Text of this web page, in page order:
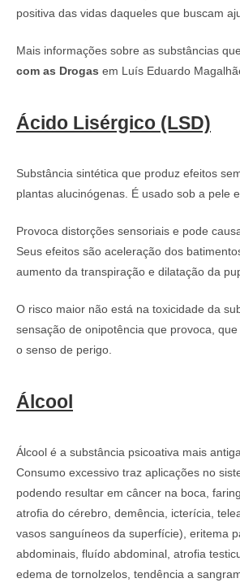
positiva das vidas daqueles que buscam
Mais informações sobre as substâncias
com as Drogas em Luís Eduardo
Ácido Lisérgico (LSD)
Substância sintética que produz efeitos
plantas alucinógenas. É usado sob a pele
Provoca distorções sensoriais e pode
Seus efeitos são aceleração dos
aumento da transpiração e dilatação da
O risco maior não está na toxicidade da
sensação de onipotência que provoca,
o senso de perigo.
Álcool
Álcool é a substância psicoativa mais
Consumo excessivo traz aplicações no
podendo resultar em câncer na boca,
atrofia do cérebro, demência, icterícia,
vasos sanguíneos da superfície), eritema
abdominais, fluído abdominal, atrofia
edema de tornolzelos, tendência a